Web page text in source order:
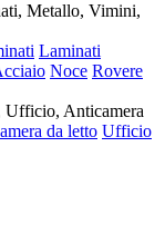
Metallo, Vimini,
Laminati
Noce Rovere
Ufficio, Anticamera
da letto Ufficio